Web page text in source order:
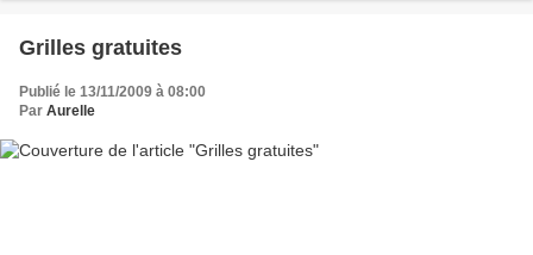
Grilles gratuites
Publié le 13/11/2009 à 08:00
Par Aurelle